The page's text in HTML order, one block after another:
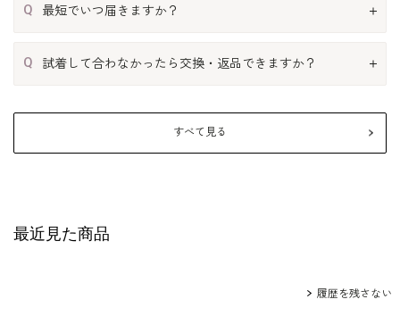
Q 最短でいつ届きますか？
Q 試着して合わなかったら交換・返品できますか？
すべて見る
最近見た商品
履歴を残さない